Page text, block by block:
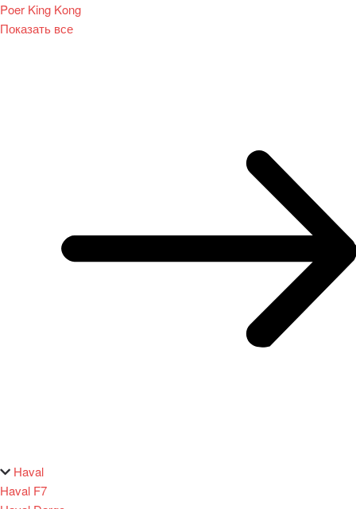
Poer King Kong
Показать все
Haval
Haval F7